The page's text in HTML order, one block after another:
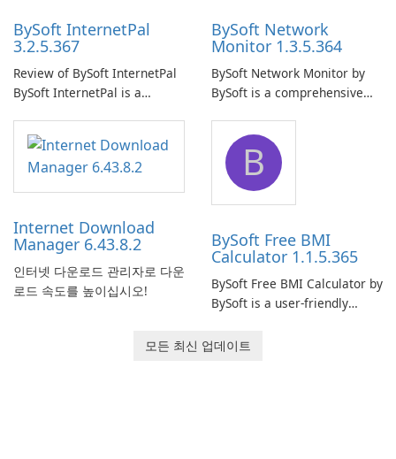
BySoft InternetPal
3.2.5.367
Review of BySoft InternetPal
BySoft InternetPal is a
application designed to
monitor your internet
connection and provide real-
time insights into its
BySoft Network
Monitor 1.3.5.364
BySoft Network Monitor by
BySoft is a comprehensive
designed to help businesses
effectively manage their
network infrastructure.
Internet Download
Manager 6.43.8.2
인터넷 다운로드 관리자로 다운
로드 속도를 높이십시오!
B
BySoft Free BMI
Calculator 1.1.5.365
BySoft Free BMI Calculator by
BySoft is a user-friendly
designed to help you
모든 최신 업데이트